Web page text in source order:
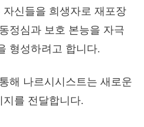
신들을 희생자로 재포장
정심과 보호 본능을 자극
형성하려고 합니다.
해 나르시시스트는 새로운
를 전달합니다.